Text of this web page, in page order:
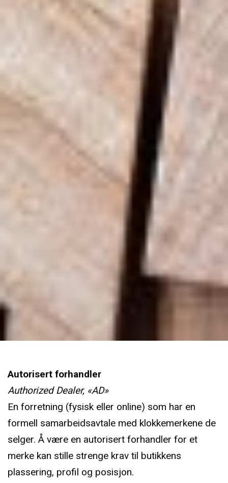
Autorisert forhandler
Authorized Dealer, «AD»
En forretning (fysisk eller online) som har en
formell samarbeidsavtale med klokkemerkene de
selger. Å være en autorisert forhandler for et
merke kan stille strenge krav til butikkens
plassering, profil og posisjon.